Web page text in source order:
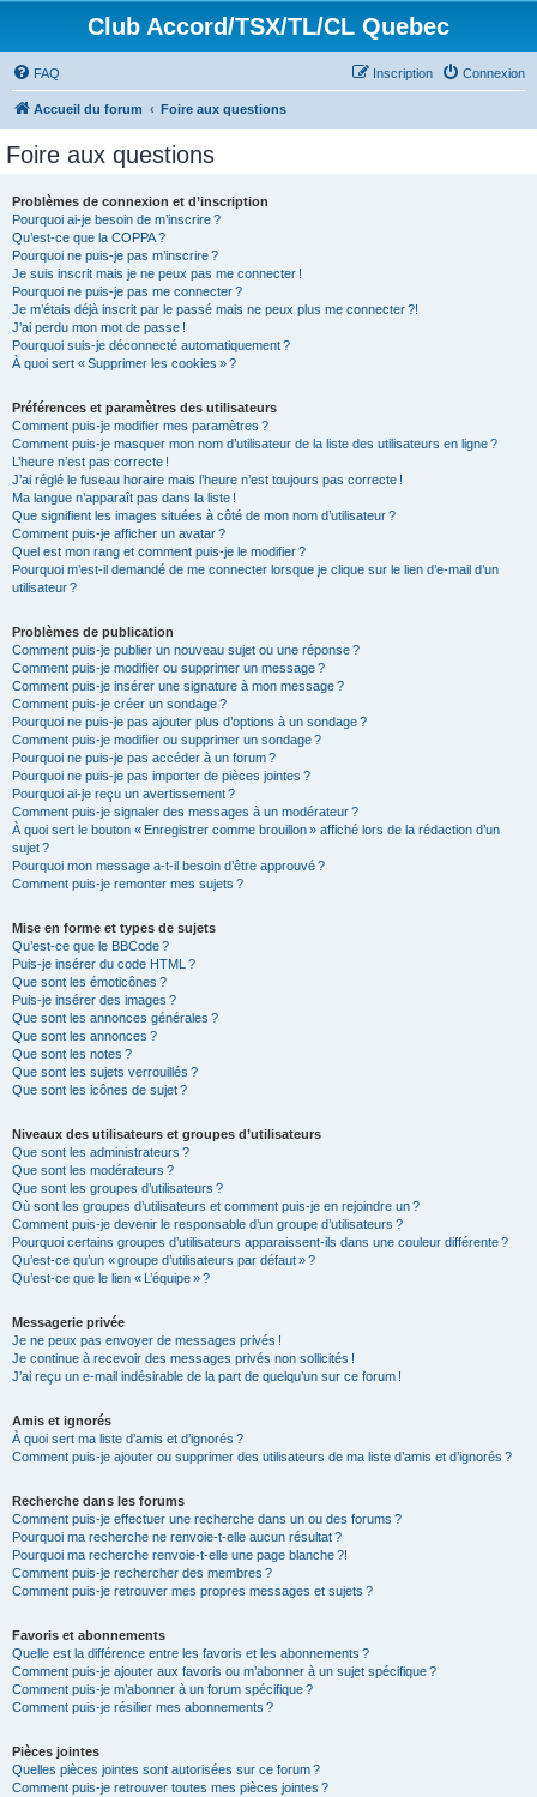
Club Accord/TSX/TL/CL Quebec
FAQ Connexion
Inscription
Accueil du forum Foire aux questions
Foire aux questions
Problèmes de connexion et d’inscription
Pourquoi ai-je besoin de m’inscrire ?
Qu’est-ce que la COPPA ?
Pourquoi ne puis-je pas m’inscrire ?
Je suis inscrit mais je ne peux pas me connecter !
Pourquoi ne puis-je pas me connecter ?
Je m’étais déjà inscrit par le passé mais ne peux plus me connecter ?!
J’ai perdu mon mot de passe !
Pourquoi suis-je déconnecté automatiquement ?
À quoi sert « Supprimer les cookies » ?
Préférences et paramètres des utilisateurs
Comment puis-je modifier mes paramètres ?
Comment puis-je masquer mon nom d’utilisateur de la liste des utilisateurs en ligne ?
L’heure n’est pas correcte !
J’ai réglé le fuseau horaire mais l’heure n’est toujours pas correcte !
Ma langue n’apparaît pas dans la liste !
Que signifient les images situées à côté de mon nom d’utilisateur ?
Comment puis-je afficher un avatar ?
Quel est mon rang et comment puis-je le modifier ?
Pourquoi m’est-il demandé de me connecter lorsque je clique sur le lien d’e-mail d’un
utilisateur ?
Problèmes de publication
Comment puis-je publier un nouveau sujet ou une réponse ?
Comment puis-je modifier ou supprimer un message ?
Comment puis-je insérer une signature à mon message ?
Comment puis-je créer un sondage ?
Pourquoi ne puis-je pas ajouter plus d’options à un sondage ?
Comment puis-je modifier ou supprimer un sondage ?
Pourquoi ne puis-je pas accéder à un forum ?
Pourquoi ne puis-je pas importer de pièces jointes ?
Pourquoi ai-je reçu un avertissement ?
Comment puis-je signaler des messages à un modérateur ?
À quoi sert le bouton « Enregistrer comme brouillon » affiché lors de la rédaction d’un
sujet ?
Pourquoi mon message a-t-il besoin d’être approuvé ?
Comment puis-je remonter mes sujets ?
Mise en forme et types de sujets
Qu’est-ce que le BBCode ?
Puis-je insérer du code HTML ?
Que sont les émoticônes ?
Puis-je insérer des images ?
Que sont les annonces générales ?
Que sont les annonces ?
Que sont les notes ?
Que sont les sujets verrouillés ?
Que sont les icônes de sujet ?
Niveaux des utilisateurs et groupes d’utilisateurs
Que sont les administrateurs ?
Que sont les modérateurs ?
Que sont les groupes d’utilisateurs ?
Où sont les groupes d’utilisateurs et comment puis-je en rejoindre un ?
Comment puis-je devenir le responsable d’un groupe d’utilisateurs ?
Pourquoi certains groupes d’utilisateurs apparaissent-ils dans une couleur différente ?
Qu’est-ce qu’un « groupe d’utilisateurs par défaut » ?
Qu’est-ce que le lien « L’équipe » ?
Messagerie privée
Je ne peux pas envoyer de messages privés !
Je continue à recevoir des messages privés non sollicités !
J’ai reçu un e-mail indésirable de la part de quelqu’un sur ce forum !
Amis et ignorés
À quoi sert ma liste d’amis et d’ignorés ?
Comment puis-je ajouter ou supprimer des utilisateurs de ma liste d’amis et d’ignorés ?
Recherche dans les forums
Comment puis-je effectuer une recherche dans un ou des forums ?
Pourquoi ma recherche ne renvoie-t-elle aucun résultat ?
Pourquoi ma recherche renvoie-t-elle une page blanche ?!
Comment puis-je rechercher des membres ?
Comment puis-je retrouver mes propres messages et sujets ?
Favoris et abonnements
Quelle est la différence entre les favoris et les abonnements ?
Comment puis-je ajouter aux favoris ou m’abonner à un sujet spécifique ?
Comment puis-je m’abonner à un forum spécifique ?
Comment puis-je résilier mes abonnements ?
Pièces jointes
Quelles pièces jointes sont autorisées sur ce forum ?
Comment puis-je retrouver toutes mes pièces jointes ?